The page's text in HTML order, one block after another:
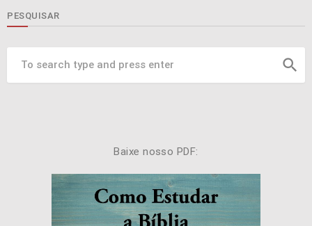
PESQUISAR
search
Baixe nosso PDF: